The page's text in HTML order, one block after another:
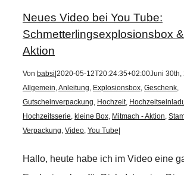
Neues Video bei You Tube:
Schmetterlingsexplosionsbox
Aktion
Von babsi 2020-05-12T20:24:35+02:00Juni 30th,
Allgemein,Anleitung, Explosionsbox, Geschenk,
Gutscheinverpackung, Hochzeit,
Hochzeitsserie, kleine Box, Mitmach - Aktion,
Verpackung, Video, You Tube
Hallo, heute habe ich im Video eine